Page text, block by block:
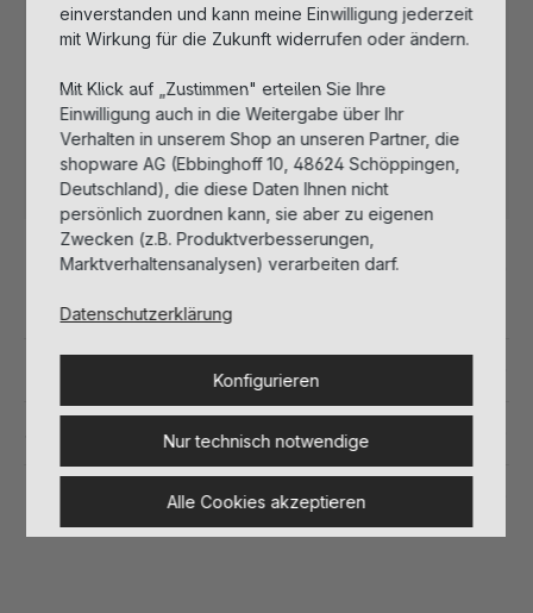
Bitte melden Sie sich an, um Artikel in
den Warenkorb legen zu können.
Anmelden zum Einkaufen
Sofort verfügbar, Lieferzeit: 1-3 Tage
Beschreibung
Sicherheitshinweise
Herstellerinformationen
einverstanden und kann meine Einwilligung jederzeit
mit Wirkung für die Zukunft widerrufen oder ändern.
Mit Klick auf „Zustimmen" erteilen Sie Ihre
Einwilligung auch in die Weitergabe über Ihr
Verhalten in unserem Shop an unseren Partner, die
shopware AG (Ebbinghoff 10, 48624 Schöppingen,
Deutschland), die diese Daten Ihnen nicht
persönlich zuordnen kann, sie aber zu eigenen
Zwecken (z.B. Produktverbesserungen,
Marktverhaltensanalysen) verarbeiten darf.
Datenschutzerklärung
Konfigurieren
Nur technisch notwendige
Alle Cookies akzeptieren